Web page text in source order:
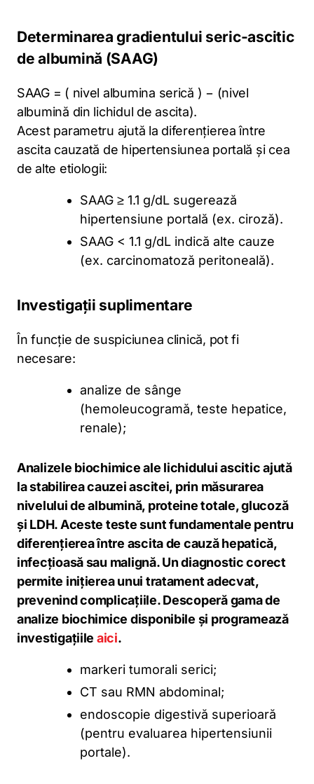
Determinarea gradientului seric-ascitic
de albumină (SAAG)
SAAG = ( nivel albumina serică ) − (nivel
albumină din lichidul de ascita).
Acest parametru ajută la diferențierea între
ascita cauzată de hipertensiunea portală și cea
de alte etiologii:
SAAG ≥ 1.1 g/dL sugerează
hipertensiune portală (ex. ciroză).
SAAG < 1.1 g/dL indică alte cauze
(ex. carcinomatoză peritoneală).
Investigații suplimentare
În funcție de suspiciunea clinică, pot fi
necesare:
analize de sânge
(hemoleucogramă, teste hepatice,
renale);
Analizele biochimice ale lichidului ascitic ajută
la stabilirea cauzei ascitei, prin măsurarea
nivelului de albumină, proteine totale, glucoză
și LDH. Aceste teste sunt fundamentale pentru
diferențierea între ascita de cauză hepatică,
infecțioasă sau malignă. Un diagnostic corect
permite inițierea unui tratament adecvat,
prevenind complicațiile. Descoperă gama de
analize biochimice disponibile și programează
investigațiile aici.
markeri tumorali serici;
CT sau RMN abdominal;
endoscopie digestivă superioară
(pentru evaluarea hipertensiunii
portale).